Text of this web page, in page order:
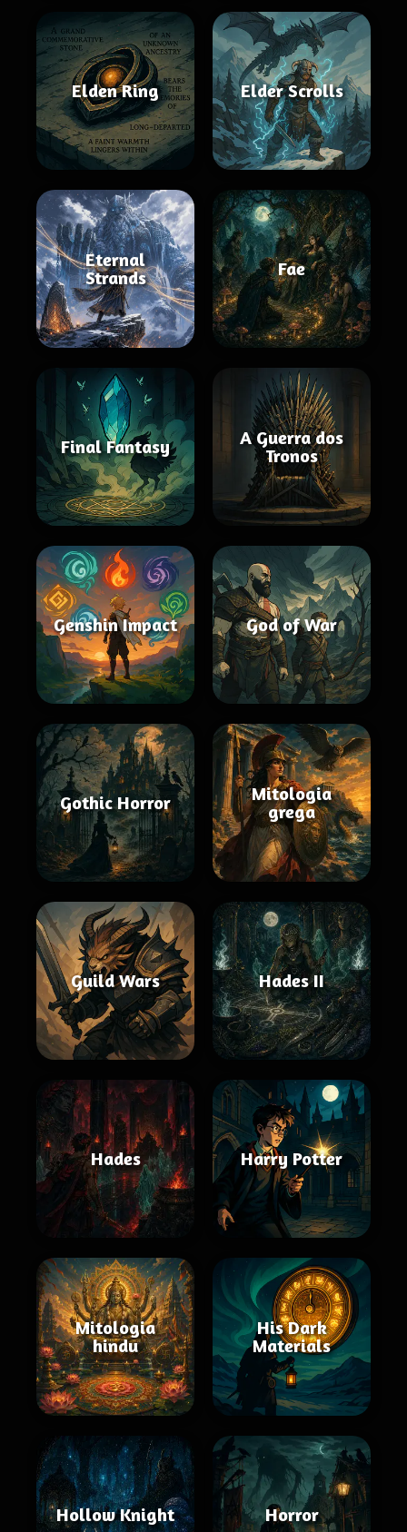
Elden Ring Elder Scrolls
Eternal
Strands
Fae
Final Fantasy
A Guerra dos
Tronos
Genshin Impact God of War
Gothic Horror
Mitologia
grega
Guild Wars Hades II
Hades Harry Potter
Mitologia
hindu
His Dark
Materials
Hollow Knight Horror